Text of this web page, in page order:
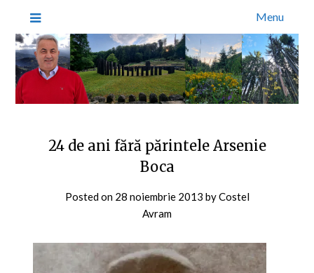
Menu
24 de ani fără părintele Arsenie
Boca
Posted on 28 noiembrie 2013 byCostel
Avram